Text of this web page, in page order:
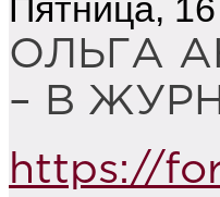
Пятница,
ОЛЬГА
– В
https://